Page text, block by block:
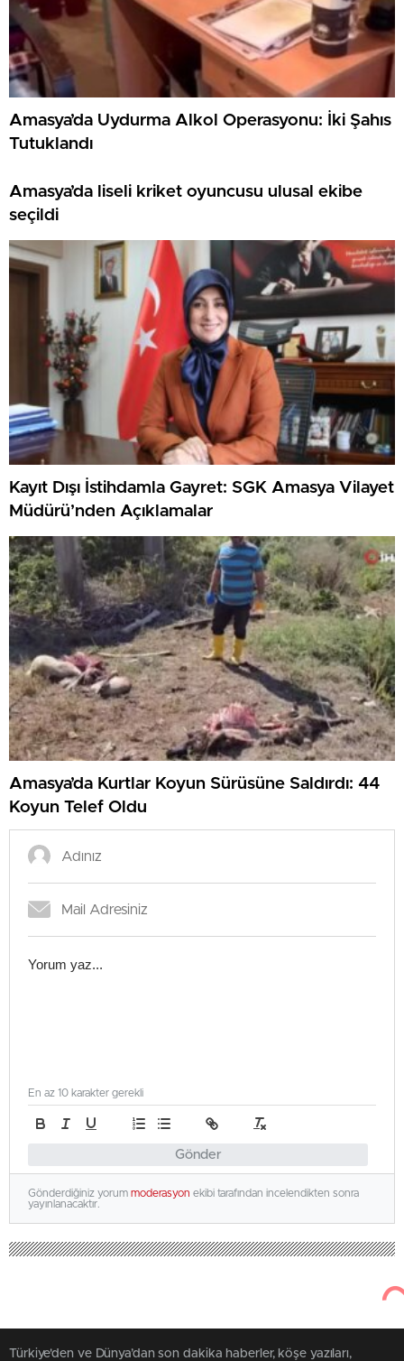
Amasya’da Uydurma Alkol Operasyonu: İki Şahıs
Tutuklandı
Amasya’da liseli kriket oyuncusu ulusal ekibe
seçildi
Kayıt Dışı İstihdamla Gayret: SGK Amasya Vilayet
Müdürü’nden Açıklamalar
Amasya’da Kurtlar Koyun Sürüsüne Saldırdı: 44
Koyun Telef Oldu
Gönder
En az 10 karakter gerekli
Gönderdiğiniz yorum moderasyon ekibi tarafından incelendikten sonra
yayınlanacaktır.
Türkiye'den ve Dünya’dan son dakika haberler, köşe yazıları,